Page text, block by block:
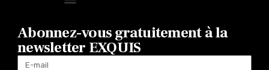
Abonnez-vous gratuitement à la
newsletter EXQUIS